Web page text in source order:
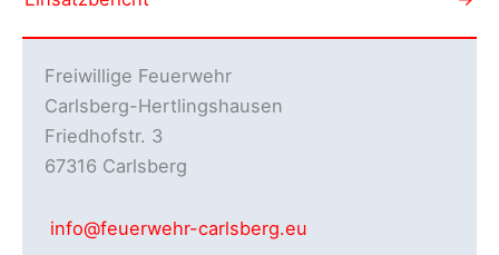
Freiwillige Feuerwehr
Carlsberg-Hertlingshausen
Friedhofstr. 3
67316 Carlsberg
info@feuerwehr-carlsberg.eu